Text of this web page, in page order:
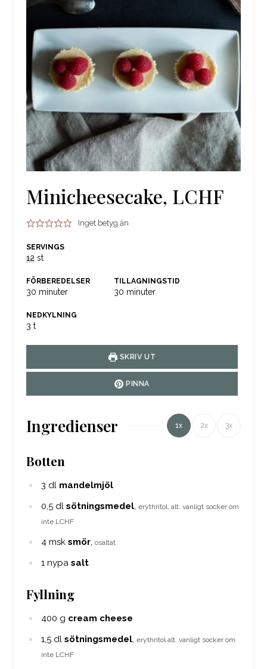
Minicheesecake, LCHF
Inget betyg än
SERVINGS
12 st
FÖRBEREDELSER
30 minuter
minuter
TILLAGNINGSTID
30 minuter
minuter
NEDKYLNING
3 timmar
t
SKRIV UT
PINNA
Ingredienser 1x 2x 3x
Botten
3 dl mandelmjöl
0,5 dl sötningsmedel, erythritol, alt. vanligt socker om
inte LCHF
4 msk smör, osaltat
1 nypa salt
Fyllning
400 g cream cheese
1,5 dl sötningsmedel, erythritol alt. vanligt socker om
inte LCHF